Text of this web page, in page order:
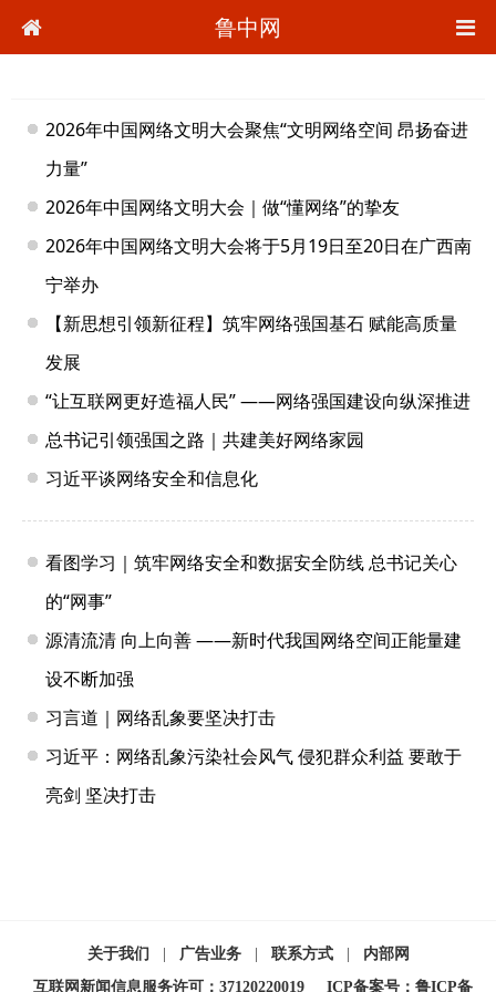
鲁中网
2026年中国网络文明大会聚焦“文明网络空间 昂扬奋进
力量”
2026年中国网络文明大会｜做“懂网络”的挚友
2026年中国网络文明大会将于5月19日至20日在广西南
宁举办
【新思想引领新征程】筑牢网络强国基石 赋能高质量
发展
“让互联网更好造福人民” ——网络强国建设向纵深推进
总书记引领强国之路｜共建美好网络家园
习近平谈网络安全和信息化
看图学习｜筑牢网络安全和数据安全防线 总书记关心
的“网事”
源清流清 向上向善 ——新时代我国网络空间正能量建
设不断加强
习言道｜网络乱象要坚决打击
习近平：网络乱象污染社会风气 侵犯群众利益 要敢于
亮剑 坚决打击
关于我们 广告业务 联系方式
内部网
互联网新闻信息服务许可：37120220019
ICP备案号：鲁ICP备